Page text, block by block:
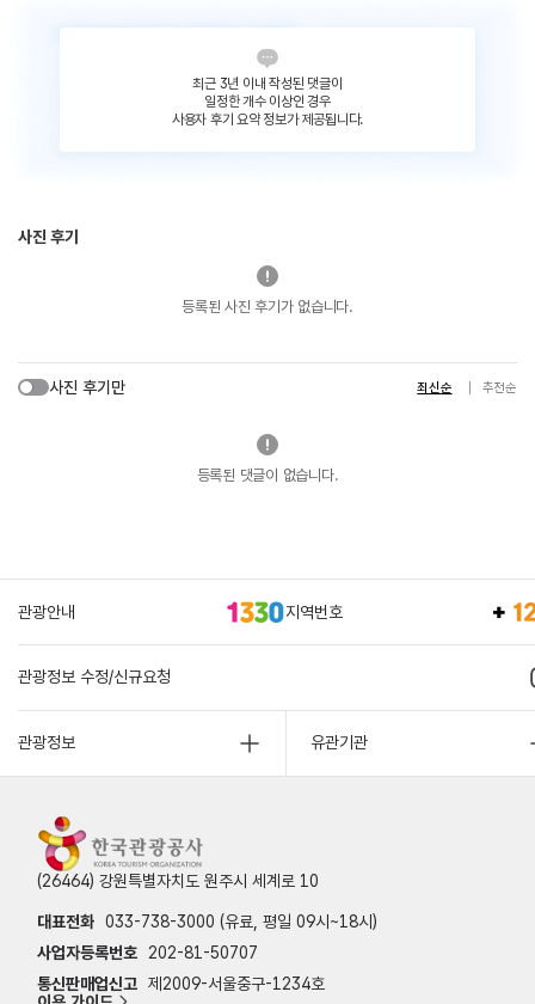
최근 3년 이내 작성된 댓글이
일정한 개수 이상인 경우
사용자 후기 요약 정보가 제공됩니다.
사진 후기
등록된 사진 후기가 없습니다.
사진 후기만 최신순 추천순
등록된 댓글이 없습니다.
관광안내 지역번호
관광정보 수정/신규요청
관광정보 유관기관
(26464) 강원특별자치도 원주시 세계로 10
대표전화 033-738-3000 (유료, 평일 09시~18시)
사업자등록번호
202-81-50707
통신판매업신고 제2009-서울중구-1234호